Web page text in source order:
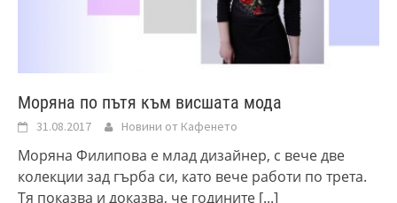
Моряна по пътя към висшата мода
31.08.2017 Новини от Кафенето
Моряна Филипова е млад дизайнер, с вече две
колекции зад гърба си, като вече работи по трета.
Тя показва и доказва, че годините [...]